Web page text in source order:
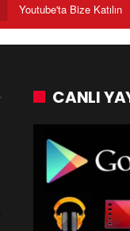
Youtube'ta Bize Katılın
CANLI